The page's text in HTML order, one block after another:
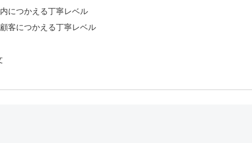
につかえる丁寧レベル
客につかえる丁寧レベル